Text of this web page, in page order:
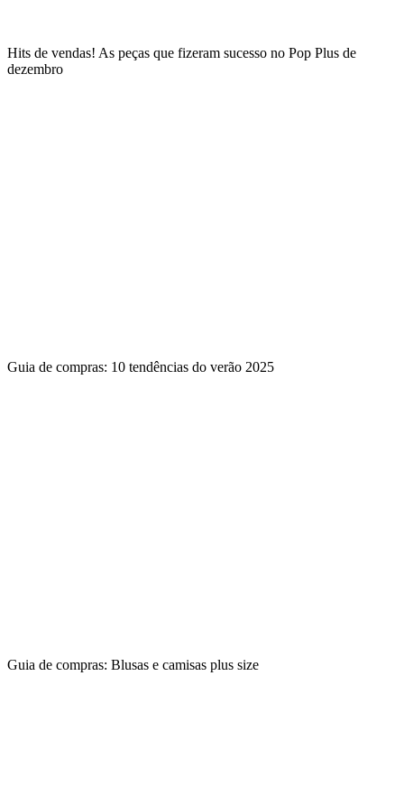
Hits de vendas! As peças que fizeram sucesso no Pop Plus de
dezembro
Guia de compras: 10 tendências do verão 2025
Guia de compras: Blusas e camisas plus size